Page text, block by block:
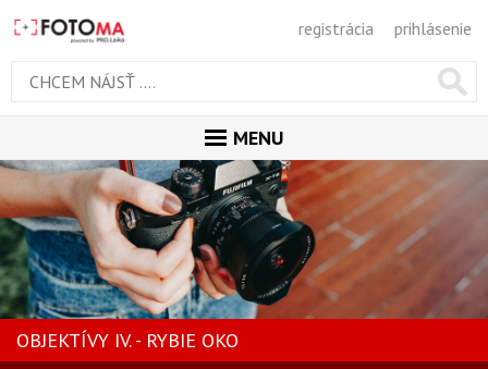
registrácia prihlásenie
MENU
ÚVOD
MAGAZÍN
VŠETKY ČLÁNKY
RECENZIE
NOVINKY
OBJEKTÍVY IV. - RYBIE OKO